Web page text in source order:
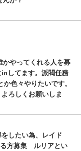
かやってくれる人を募
してます。派閥任務
色々やりたいです。
ろしくお願いしま
したい為、レイド
方募集 ルリアとい